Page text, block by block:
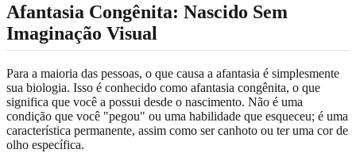
Afantasia Congênita: Nascido Sem
Imaginação Visual
Para a maioria das pessoas, o que causa a afantasia é simplesmente
sua biologia. Isso é conhecido como afantasia congênita, o que
significa que você a possui desde o nascimento. Não é uma
condição que você "pegou" ou uma habilidade que esqueceu; é uma
característica permanente, assim como ser canhoto ou ter uma cor de
olho específica.